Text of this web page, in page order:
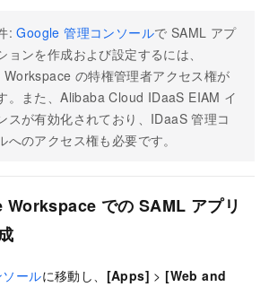
:Google 管理コンソールで SAML アプ
ョンを作成および設定するには、
の特権管理者アクセス権が
。また、Alibaba Cloud IDaaS EIAM イ
スが有効化されており、IDaaS 管理コ
へのアクセス権も必要です。
での SAML アプリ
ールに移動し、 [Apps] > [Web and